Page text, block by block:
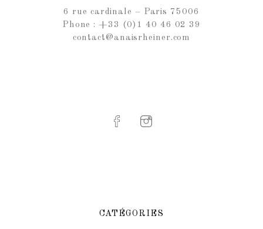
6 rue cardinale – Paris 75006
Phone : +33 (0)1 40 46 02 39
contact@anaisrheiner.com
CATÉGORIES